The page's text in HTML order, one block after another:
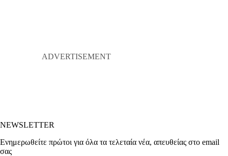
NEWSLETTER
Ενημερωθείτε πρώτοι για όλα τα τελεταία νέα, απευθείας στο email
σας